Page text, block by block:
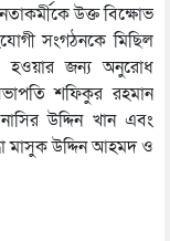
উক্ত বিক্ষোভ
সংগঠনকে মিছিল
হওয়ার জন্য অনুরোধ
শফিকুর রহমান
উদ্দিন খান এবং
মাসুক উদ্দিন আহমদ ও